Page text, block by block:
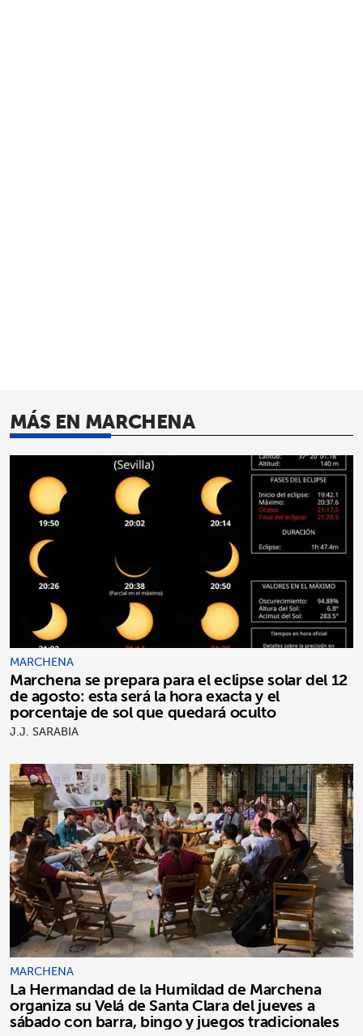
MÁS EN MARCHENA
MARCHENA
Marchena se prepara para el eclipse solar del 12
de agosto: esta será la hora exacta y el
porcentaje de sol que quedará oculto
J.J. SARABIA
MARCHENA
La Hermandad de la Humildad de Marchena
organiza su Velá de Santa Clara del jueves a
sábado con barra, bingo y juegos tradicionales